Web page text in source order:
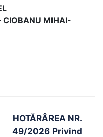
IONEL
CIOBANU MIHAI-
HOTĂRÂREA NR.
49/2026 Privind